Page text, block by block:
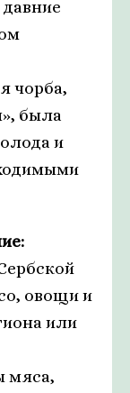
чорба,
была
и
овощи и
или
мяса,